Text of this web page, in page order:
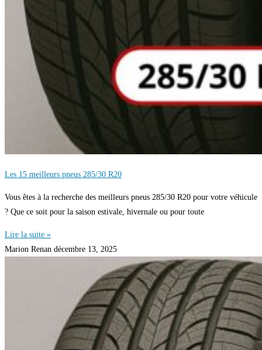
Les 15 meilleurs pneus 285/30 R20
Vous êtes à la recherche des meilleurs pneus 285/30 R20 pour votre véhicule
? Que ce soit pour la saison estivale, hivernale ou pour toute
Lire la suite »
Marion Renan décembre 13, 2025